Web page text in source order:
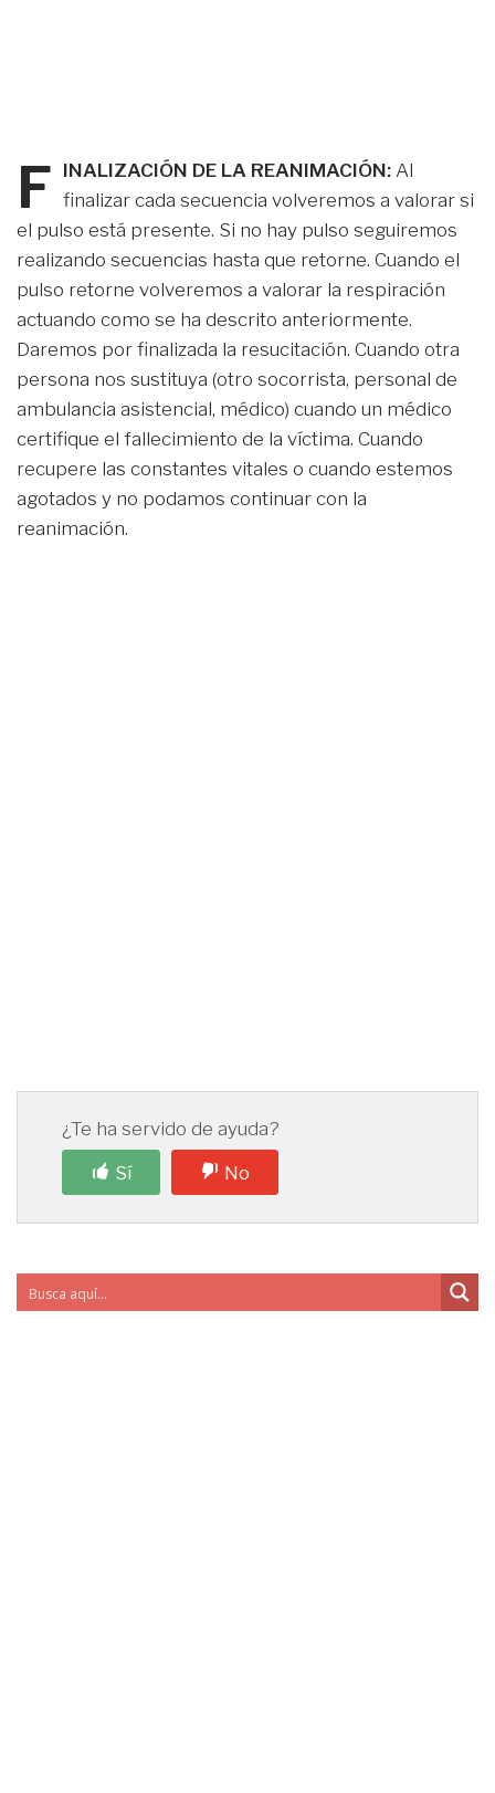
F INALIZACIÓN DE LA REANIMACIÓN: Al
finalizar cada secuencia volveremos a valorar si
el pulso está presente. Si no hay pulso seguiremos
realizando secuencias hasta que retorne. Cuando el
pulso retorne volveremos a valorar la respiración
actuando como se ha descrito anteriormente.
Daremos por finalizada la resucitación. Cuando otra
persona nos sustituya (otro socorrista, personal de
ambulancia asistencial, médico) cuando un médico
certifique el fallecimiento de la víctima. Cuando
recupere las constantes vitales o cuando estemos
agotados y no podamos continuar con la
reanimación.
¿Te ha servido de ayuda?
Sí
No